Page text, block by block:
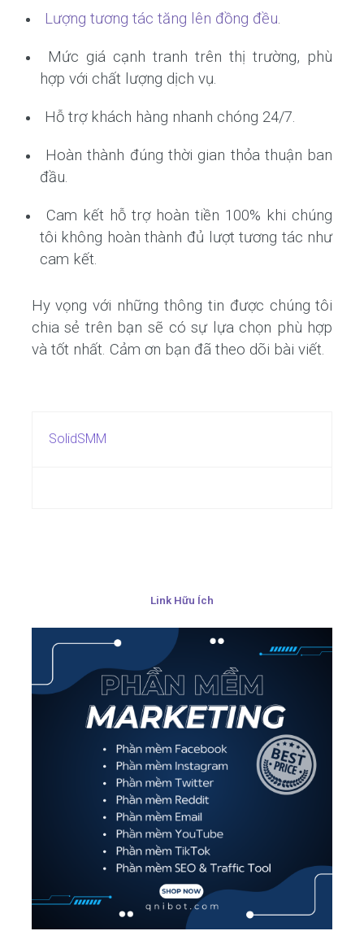
Lượng tương tác tăng lên đồng đều.
Mức giá cạnh tranh trên thị trường, phù
hợp với chất lượng dịch vụ.
Hỗ trợ khách hàng nhanh chóng 24/7.
Hoàn thành đúng thời gian thỏa thuận ban
đầu.
Cam kết hỗ trợ hoàn tiền 100% khi chúng
tôi không hoàn thành đủ lượt tương tác như
cam kết.
Hy vọng với những thông tin được chúng tôi
chia sẻ trên bạn sẽ có sự lựa chọn phù hợp
và tốt nhất. Cảm ơn bạn đã theo dõi bài viết.
SolidSMM
Link Hữu Ích